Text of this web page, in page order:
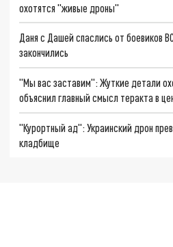
охотятся "живые дроны"
Даня с Дашей спаслись от боевиков
закончились
"Мы вас заставим": Жуткие детали
объяснил главный смысл теракта в
"Курортный ад": Украинский дрон
кладбище